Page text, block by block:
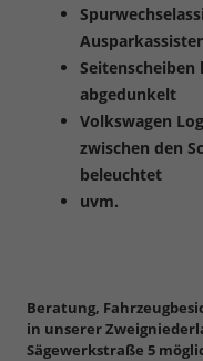
abgedunkelt
Volkswagen
zwischen den
beleuchtet
uvm.
Beratung,
in unserer
Sägewerkstraße 5